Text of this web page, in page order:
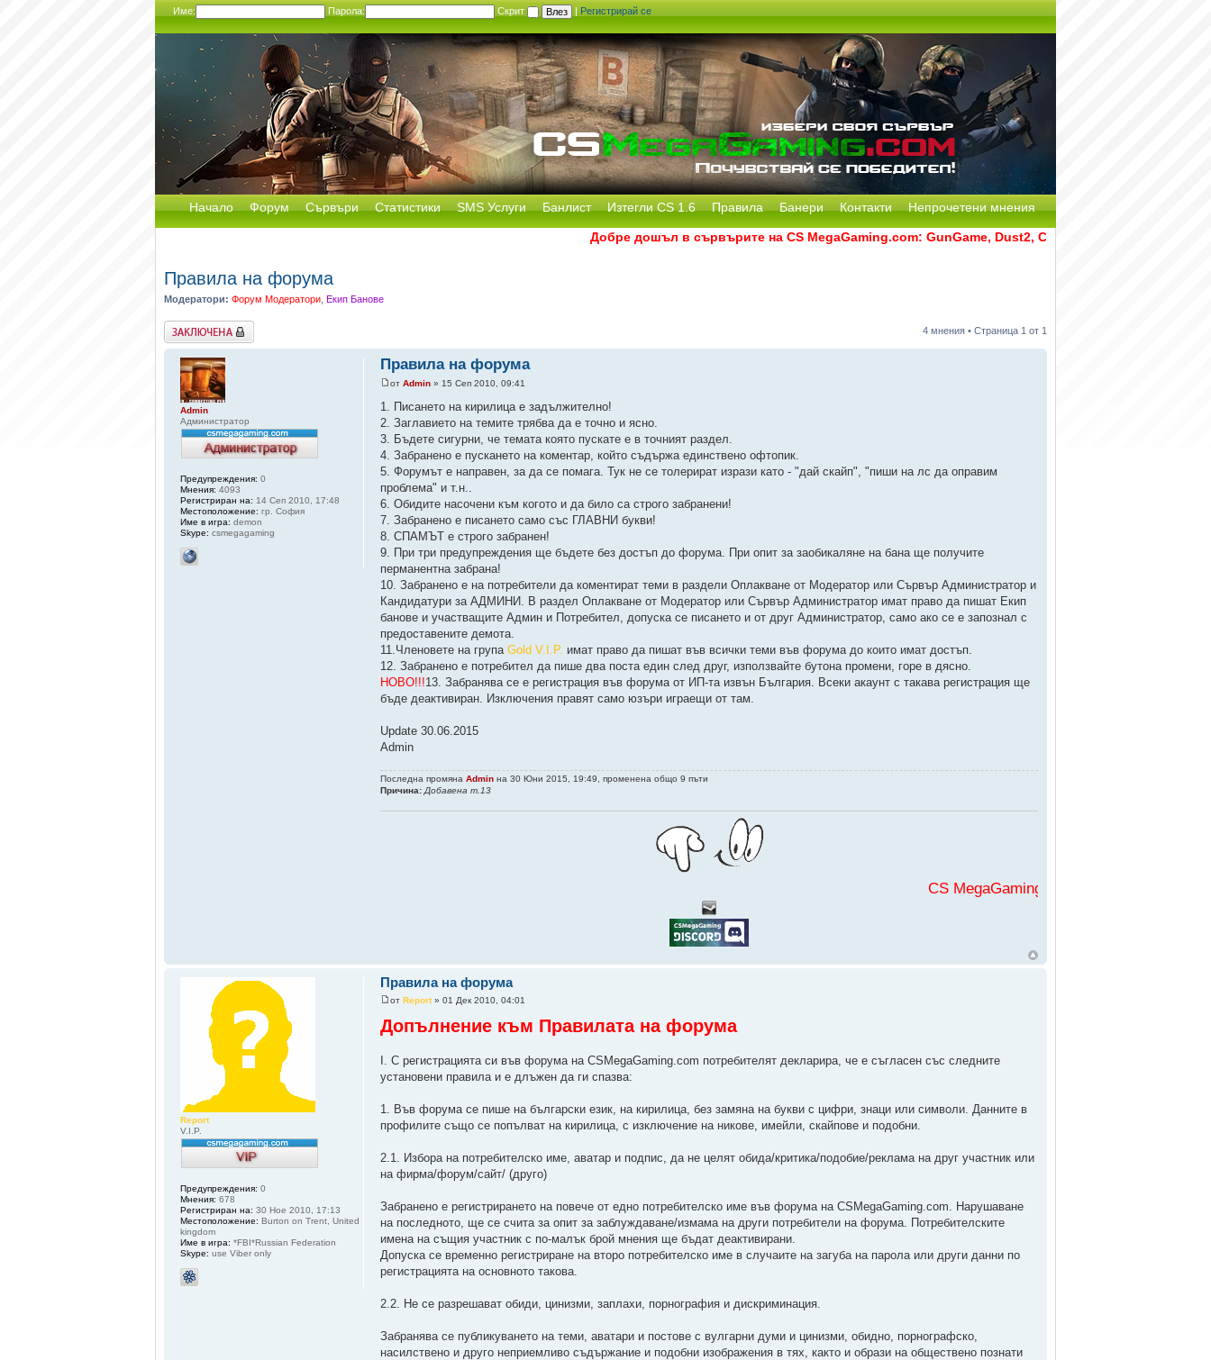
Име: Парола: Скрит | Регистрирай се
Начало Форум Сървъри Статистики SMS Услуги Банлист Изтегли CS 1.6 Правила Банери Контакти Непрочетени мнения
Добре дошъл в сървърите на CS MegaGaming.com: GunGame, Dust2, CS:GO Remake [Multi-Mod] и
Правила на форума
Модератори: Форум Модератори Екип Банове
Заключена 4 мнения • Страница 1 от 1
Правила на форума
отAdmin » 15 Сеп 2010, 09:41
1. Писането на кирилица е задължително!
2. Заглавието на темите трябва да е точно и ясно.
3. Бъдете сигурни, че темата която пускате е в точният раздел.
4. Забранено е пускането на коментар, който съдържа единствено офтопик.
5. Форумът е направен, за да се помага. Тук не се толерират изрази като - "дай скайп", "пиши на лс да оправим
проблема" и т.н..
6. Обидите насочени към когото и да било са строго забранени!
7. Забранено е писането само със ГЛАВНИ букви!
8. СПАМЪТ е строго забранен!
9. При три предупреждения ще бъдете без достъп до форума. При опит за заобикаляне на бана ще получите
перманентна забрана!
10. Забранено е на потребители да коментират теми в раздели Оплакване от Модератор или Сървър Администратор и
Кандидатури за АДМИНИ. В раздел Оплакване от Модератор или Сървър Администратор имат право да пишат Екип
банове и участващите Админ и Потребител, допуска се писането и от друг Администратор, само ако се е запознал с
предоставените демота.
11.Членовете на групаGold V.I.P. имат право да пишат във всички теми във форума до които имат достъп.
12. Забранено е потребител да пише два поста един след друг, използвайте бутона промени, горе в дясно.
НОВО!!!13. Забранява се е регистрация във форума от ИП-та извън България. Всеки акаунт с такава регистрация ще
бъде деактивиран. Изключения правят само юзъри играещи от там.
Update 30.06.2015
Admin
Последна промянаAdmin на 30 Юни 2015, 19:49, променена общо 9 пъти
Причина: Добавена т.13
CS MegaGaming във
Admin
Администратор
Предупреждения: 0
Мнения: 4093
Регистриран на: 14 Сеп 2010, 17:48
Местоположение: гр. София
Име в игра: demon
Skype: csmegagaming
Правила на форума
отReport» 01 Дек 2010, 04:01
Допълнение към Правилата на форума
I. С регистрацията си във форума на CSMegaGaming.com потребителят декларира, че е съгласен със следните
установени правила и е длъжен да ги спазва:
1. Във форума се пише на български език, на кирилица, без замяна на букви с цифри, знаци или символи. Данните в
профилите също се попълват на кирилица, с изключение на никове, имейли, скайпове и подобни.
2.1. Избора на потребителско име, аватар и подпис, да не целят обида/критика/подобие/реклама на друг участник или
на фирма/форум/сайт/ (друго)
Забранено е регистрирането на повече от едно потребителско име във форума на CSMegaGaming.com. Нарушаване
на последното, ще се счита за опит за заблуждаване/измама на други потребители на форума. Потребителските
имена на същия участник с по-малък брой мнения ще бъдат деактивирани.
Допуска се временно регистриране на второ потребителско име в случаите на загуба на парола или други данни по
регистрацията на основното такова.
2.2. Не се разрешават обиди, цинизми, заплахи, порнография и дискриминация.
Забранява се публикуването на теми, аватари и постове с вулгарни думи и цинизми, обидно, порнографско,
насилствено и друго неприемливо съдържание и подобни изображения в тях, както и образи на обществено познати
Report
V.I.P.
Предупреждения: 0
Мнения: 678
Регистриран на: 30 Ное 2010, 17:13
Местоположение: Burton on Trent, United
kingdom
Име в игра: *FBI*Russian Federation
Skype: use Viber only